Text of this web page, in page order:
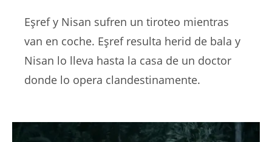
Eşref y Nisan sufren un tiroteo mientras
van en coche. Eşref resulta herid de bala y
Nisan lo lleva hasta la casa de un doctor
donde lo opera clandestinamente.